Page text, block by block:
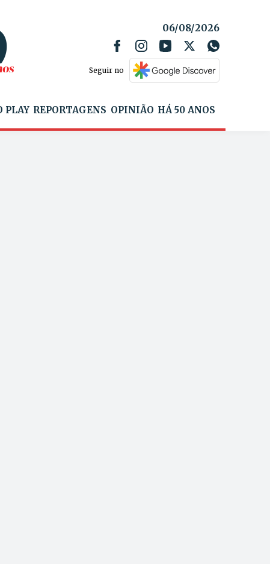
06/08/2026
Seguir no
PLAY REPORTAGENS OPINIÃO HÁ 50 ANOS